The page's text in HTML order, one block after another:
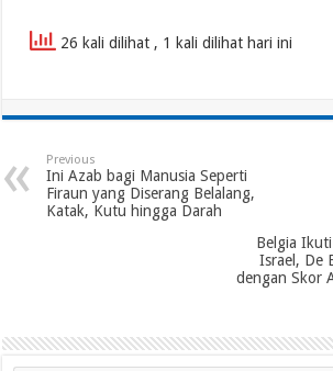
26 kali dilihat , 1 kali dilihat hari ini
Previous
Ini Azab bagi Manusia Seperti
Firaun yang Diserang Belalang,
Katak, Kutu hingga Darah
Belgia
Israel, De
dengan Skor